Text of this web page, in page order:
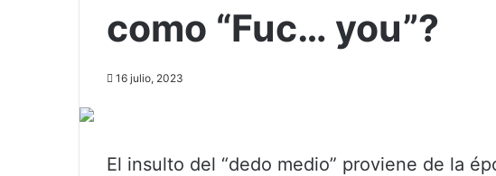
como “Fuc… you”?
16 julio, 2023
El insulto del “dedo medio” proviene de la